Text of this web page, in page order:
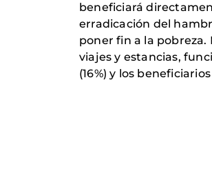
beneficiará
erradicación del
poner fin a la
viajes y estancias,
(16%) y los